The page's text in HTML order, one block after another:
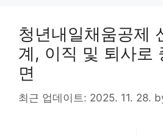
청년내일채움공제
계, 이직 및 퇴사로
면
최근 업데이트: 2025. 11. 28.